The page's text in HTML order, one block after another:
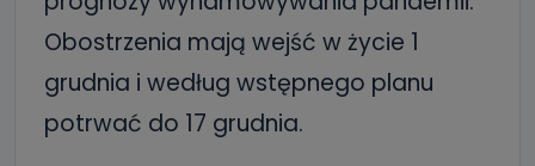
Obostrzenia mają wejść w życie 1
grudnia i według wstępnego planu
potrwać do 17 grudnia.